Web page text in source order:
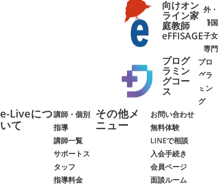
向けオン
ライン家
庭教師
eFFISAGE
外・
帰国
子女
専門
➜➜
プログ
ラミン
グコー
ス
プロ
グラ
ミン
グ
➜➜
e-Liveにつ
いて
講師・個別
指導
講師一覧
サポートス
タッフ
指導料金
その他メ
ニュー
お問い合わせ
無料体験
LINEで相談
入会手続き
会員ページ
面談ルーム